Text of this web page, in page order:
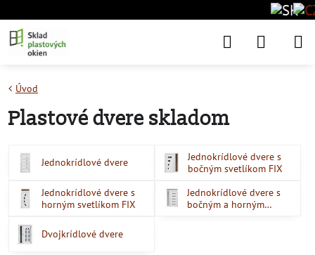
Úvod
Plastové dvere skladom
Jednokrídlové dvere
Jednokrídlové dvere s
bočným svetlíkom FIX
Jednokrídlové dvere s
horným svetlíkom FIX
Jednokrídlové dvere s
bočným a horným
Dvojkrídlové dvere